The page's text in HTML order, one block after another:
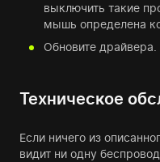
выключить такие
мышь определена
Обновите драйвера.
Техническое
Если ничего из
видит ни одну